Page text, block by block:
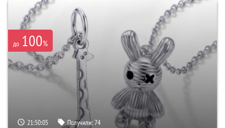
до 100%
21:50:04 Получили:74